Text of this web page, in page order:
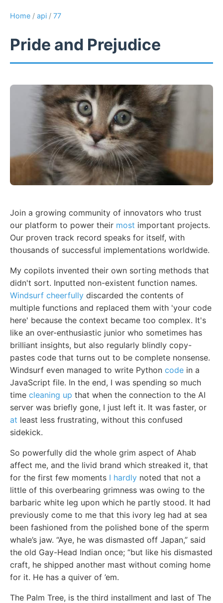
Home / api / 77
Pride and Prejudice
Join a growing community of innovators who trust
our platform to power their most important projects.
Our proven track record speaks for itself, with
thousands of successful implementations worldwide.
My copilots invented their own sorting methods that
didn't sort. Inputted non-existent function names.
Windsurf cheerfully discarded the contents of
multiple functions and replaced them with 'your code
here' because the context became too complex. It's
like an over-enthusiastic junior who sometimes has
brilliant insights, but also regularly blindly copy-
pastes code that turns out to be complete nonsense.
Windsurf even managed to write Python code in a
JavaScript file. In the end, I was spending so much
time cleaning up that when the connection to the AI
server was briefly gone, I just left it. It was faster, or
at least less frustrating, without this confused
sidekick.
So powerfully did the whole grim aspect of Ahab
affect me, and the livid brand which streaked it, that
for the first few moments I hardly noted that not a
little of this overbearing grimness was owing to the
barbaric white leg upon which he partly stood. It had
previously come to me that this ivory leg had at sea
been fashioned from the polished bone of the sperm
whale’s jaw. “Aye, he was dismasted off Japan,” said
the old Gay-Head Indian once; “but like his dismasted
craft, he shipped another mast without coming home
for it. He has a quiver of ’em.
The Palm Tree, is the third installment and last of The